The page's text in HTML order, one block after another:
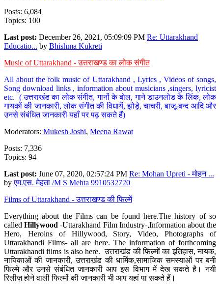
Posts: 6,084
Topics: 100
Last post: December 26, 2021, 05:09:09 PM Re: Uttarakhand
Educatio... by Bhishma Kukreti
Music of Uttarakhand - उत्तराखण्ड का लोक संगीत
All about the folk music of Uttarakhand , Lyrics , Videos of songs,
Song download links , information about musicians ,singers, lyricist
etc. ( उत्तराखंड का लोक संगीत, गानों के बोल, गाने डाउनलोड के लिंक, लोक
गायकों की जानकारी, लोक संगीत की विधायें, झोड़े, चाचरी, बाजू-बन्द आदि और
उनसे संबंधित जानकारी यहाँ पर पढ़ सकते हैं)
Moderators: Mukesh Joshi, Meena Rawat
Posts: 7,336
Topics: 94
Last post: June 07, 2020, 02:57:24 PM Re: Mohan Upreti - मोहन ...
byएम.एस. मेहता /M S Mehta 9910532720
Films of Uttarakhand - उत्तराखण्ड की फिल्में
Everything about the Films can be found here.The history of so
calledHillywood-Uttarakhand Film Industry-,Information about the
Hero, Heroins of Hillywood, Story, Video, Photographs of
Uttarakhandi Films- all are here. The information of forthcoming
Uttarakhandi films is also here. उत्तराखंड की फिल्मों का इतिहास, नायक,
नायिकाओं की जानकारी, उत्तराखंड की धार्मिक,सामाजिक समस्याओं पर बनी
फिल्मे और उनसे संबंधित जानकारी आप इस विभाग में देख सकते है। नयी
रिलीज़ होने वाली फिल्मों की जानकारी भी आप यहां पा सकते हैं।